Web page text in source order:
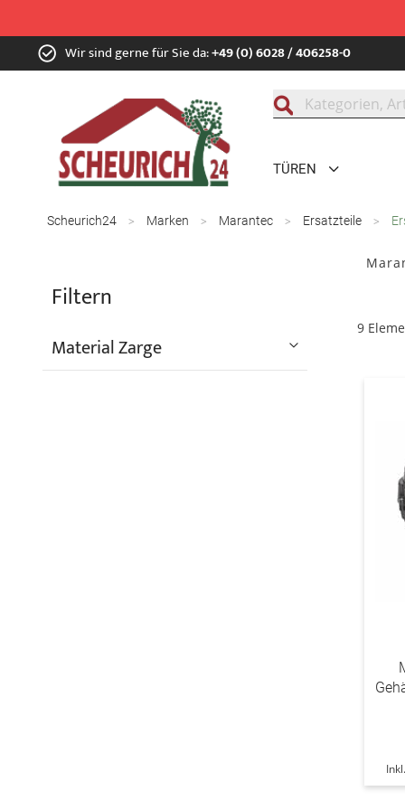
Zum
Inhalt Wir sind gerne für Sie da:+49 (0) 6028 / 406258-0
TÜREN
Scheurich24 Marken Marantec Ersatzteile
9
Filtern
Material Zarge